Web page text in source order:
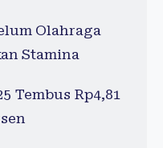
Olahraga
Stamina
Tembus Rp4,81